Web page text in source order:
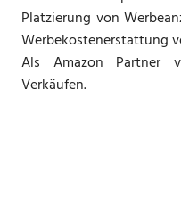
Platzierung von
Werbekostenerstattung
Als Amazon Partner
Verkäufen.